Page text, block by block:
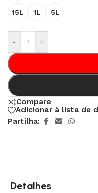
15L 1L 5L
- +
Compare
Adicionar à lista de
Partilha:
Detalhes